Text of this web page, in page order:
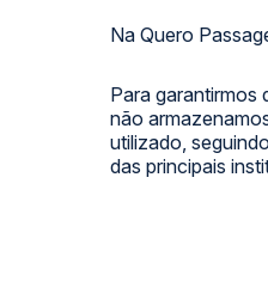
Na Quero
Para garantirmos
não
utilizado,
das principais